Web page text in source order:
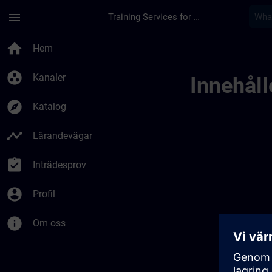
menu Training Services for Digital Industries
home Hem
group_work Kanaler
explore Katalog
timeline Lärandevägar
assignment_turned_in Inträdesprov
account_circle Profil
info Om oss